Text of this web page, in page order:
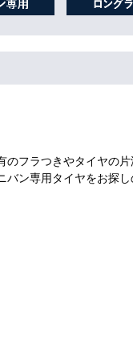
フラつきやタイヤの
ン専用タイヤをお探し